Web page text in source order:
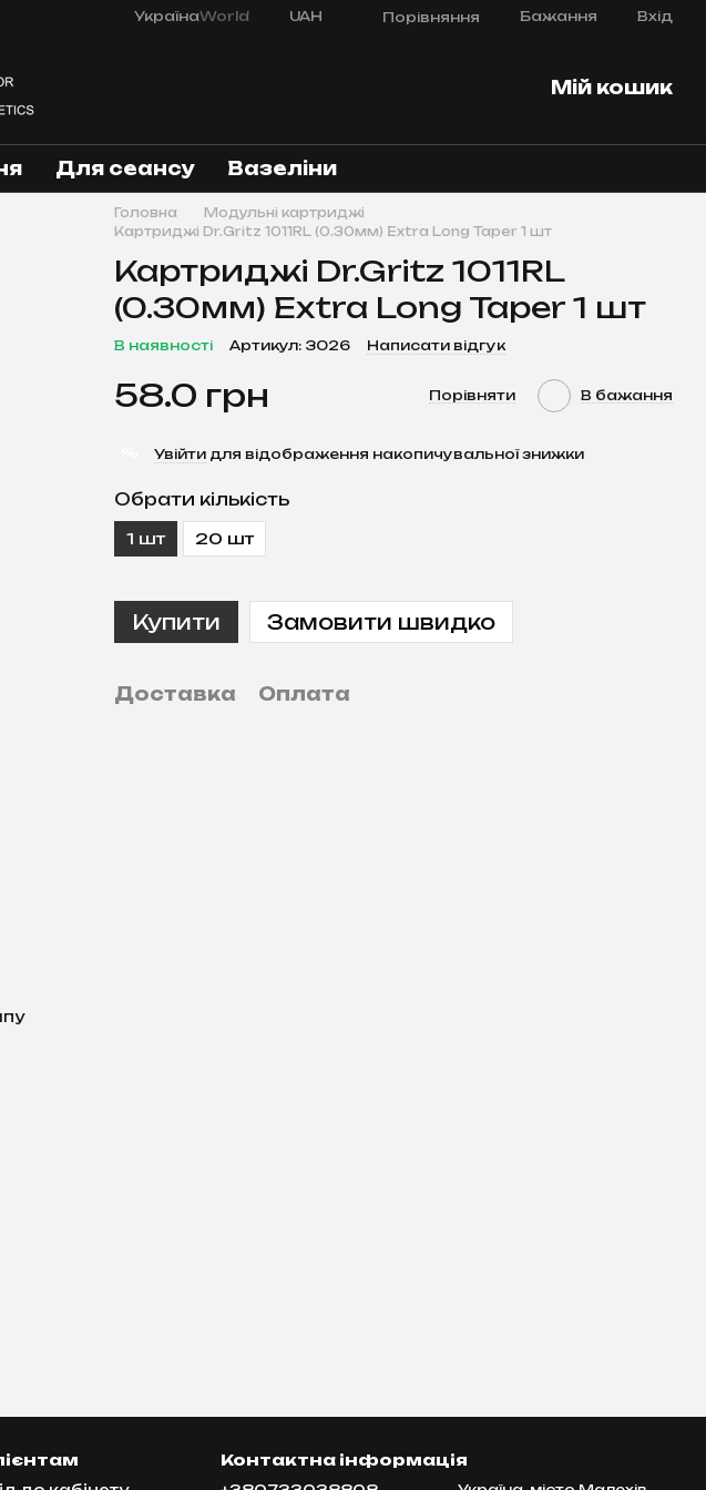
УкраїнаWorld UAH Порівняння Бажання Вхід
Мій кошик
Для сеансу Вазеліни
Головна
Модульні картриджі
Картриджі Dr.Gritz 1011RL (0.30мм) Extra Long Taper 1 шт
Картриджі Dr.Gritz 1011RL
(0.30мм) Extra Long Taper 1 шт
В наявності Артикул: 3026 Написати відгук
58.0 грн Порівняти В бажання
Увійти для відображення накопичувальної знижки
Обрати кількість
1 шт 20 шт
Купити Замовити швидко
Доставка Оплата
Контактна інформація